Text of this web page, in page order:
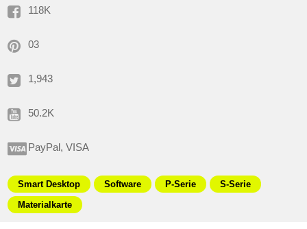
118K
03
1,943
50.2K
PayPal, VISA
Smart Desktop Software P-Serie
S-Serie
Materialkarte